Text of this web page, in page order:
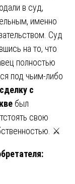
в суд,
именно
Суд
на то, что
полностью
под чьим-либо
с
был
свою
⚔️